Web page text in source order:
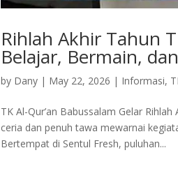
Rihlah Akhir Tahun
Belajar, Bermain,
by Dany | May 22, 2026 | Informasi,
TK Al-Qur’an Babussalam Gelar
ceria dan penuh tawa mewarnai
Bertempat di Sentul Fresh, puluhan...